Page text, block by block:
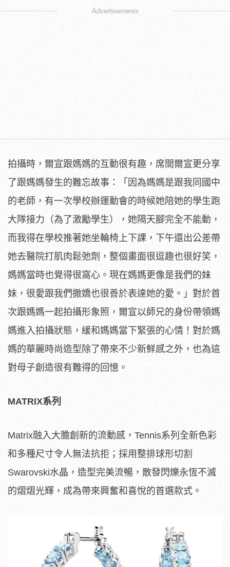
Advertisements
拍攝時，爾宣跟媽媽的互動很有趣，席間爾宣更分享
了跟媽媽發生的難忘故事：「因為媽媽是跟我同國中
的老師，有一次學校辦運動會的時候她陪她的學生跑
大隊接力（為了激勵學生），她隔天腳完全不能動，
而我得在學校推著她坐輪椅上下課，下午還出公差帶
她去醫院打肌肉鬆弛劑，整個畫面很逗趣也很好笑，
媽媽當時也覺得很窩心。現在媽媽更像是我們的妹
妹，很愛跟我們撒嬌也很善於表達她的愛。」對於首
次跟媽媽一起拍攝形象照，爾宣以師兄的身份帶領媽
媽進入拍攝狀態，緩和媽媽當下緊張的心情！對於媽
媽的華麗時尚造型除了帶來不少新鮮感之外，也為這
對母子創造很有難得的回憶。
MATRIX系列
Matrix融入大膽創新的流動感，Tennis系列全新色彩
和多種尺寸令人無法抗拒；採用整排球形切割
Swarovski水晶，造型完美流暢，散發閃爍永恆不滅
的熠熠光輝，成為帶來興奮和喜悅的首選款式。